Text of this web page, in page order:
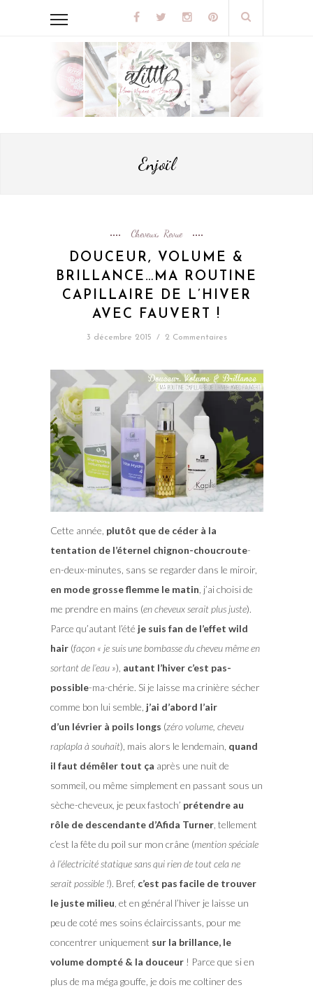
Enjoïl
Cheveux, Revue
DOUCEUR, VOLUME &
BRILLANCE…MA ROUTINE
CAPILLAIRE DE L’HIVER
AVEC FAUVERT !
3 décembre 2015 / 2 Commentaires
Cette année, plutôt que de céder à la
tentation de l’éternel chignon-choucroute-
en-deux-minutes, sans se regarder dans le miroir,
en mode grosse flemme le matin , j’ai choisi de
me prendre en mains (en cheveux serait plus juste).
Parce qu’autant l’été je suis fan de l’effet wild
hair(façon « je suis une bombasse du cheveu même en
sortant de l’eau »), autant l’hiver c’est pas-
possible-ma-chérie. Si je laisse ma crinière sécher
comme bon lui semble, j’ai d’abord l’air
d’un lévrier à poils longs (zéro volume, cheveu
raplapla à souhait), mais alors le lendemain, quand
il faut démêler tout ça après une nuit de
sommeil, ou même simplement en passant sous un
sèche-cheveux, je peux fastoch’ prétendre au
rôle de descendante d’Afida Turner, tellement
c’est la fête du poil sur mon crâne (mention spéciale
à l’électricité statique sans qui rien de tout cela ne
serait possible !). Bref, c’est pas facile de trouver
le juste milieu , et en général l’hiver je laisse un
peu de coté mes soins éclaircissants, pour me
concentrer uniquement sur la brillance, le
volume dompté & la douceur! Parce que si en
plus de ma méga gouffe, je dois me coltiner des